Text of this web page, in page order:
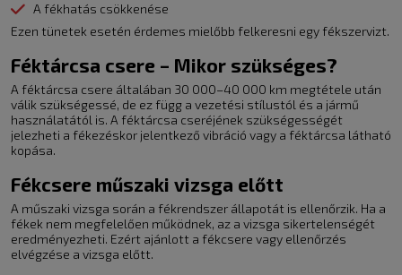
A fékhatás csökkenése
Ezen tünetek esetén érdemes mielőbb felkeresni egy fékszervizt.
Féktárcsa csere – Mikor szükséges?
A féktárcsa csere általában 30 000–40 000 km megtétele után
válik szükségessé, de ez függ a vezetési stílustól és a jármű
használatától is. A féktárcsa cseréjének szükségességét
jelezheti a fékezéskor jelentkező vibráció vagy a féktárcsa látható
kopása.
Fékcsere műszaki vizsga előtt
A műszaki vizsga során a fékrendszer állapotát is ellenőrzik. Ha a
fékek nem megfelelően működnek, az a vizsga sikertelenségét
eredményezheti. Ezért ajánlott a fékcsere vagy ellenőrzés
elvégzése a vizsga előtt.